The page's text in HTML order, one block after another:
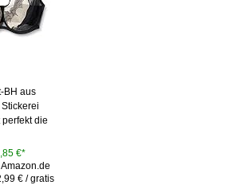
BH aus
die
€*
€ / gratis